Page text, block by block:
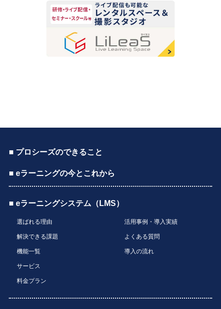
■ プロシーズのできること
■ eラーニングの今とこれから
■ eラーニングシステム（LMS）
選ばれる理由
解決できる課題
機能一覧
サービス
料金プラン
活用事例・導入実績
よくある質問
導入の流れ